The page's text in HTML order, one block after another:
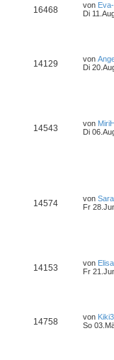
16468 von
Di
14129 von
Di
14543 von
Di
14574 von
Fr
14153 von
Fr
14758 von
So